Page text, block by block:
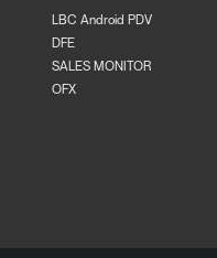
LBC Android PDV
DFE
SALES MONITOR
OFX